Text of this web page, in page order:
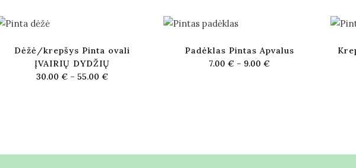
Dėžė/krepšys Pinta ovali
ĮVAIRIŲ DYDŽIŲ
30.00 €– 55.00 €
Padėklas Pintas Apvalus
7.00€ – 9.00€